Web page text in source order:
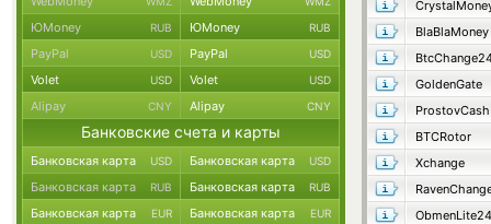
BlaBlaMoney
GoldenGate
ProstovCash
BTCRotor
Xchange
ObmenLite24
ЮMoney RUB ЮMoney RUB
PayPal USD PayPal USD
Volet USD Volet USD
Alipay CNY Alipay CNY
Банковские счета и карты
Банковская карта USD Банковская карта USD
Банковская карта RUB Банковская карта RUB
Банковская карта EUR Банковская карта EUR